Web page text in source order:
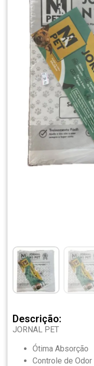
Descrição:
JORNAL PET
Ótima Absorção
Controle de Odor